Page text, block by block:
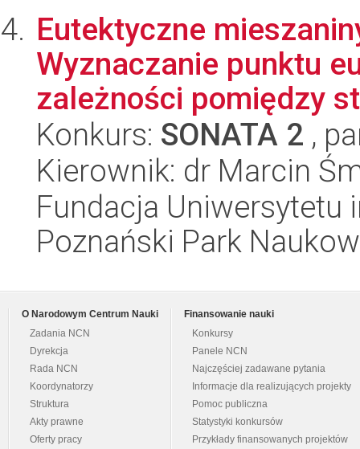
Eutektyczne
Wyznaczanie punktu
zależności pomiędzy
Konkurs: SONATA 2 ,
Kierownik: dr Marcin
Fundacja Uniwersytetu
Poznański Park
O Narodowym Centrum Nauki
Zadania NCN
Dyrekcja
Rada NCN
Koordynatorzy
Struktura
Akty prawne
Oferty pracy
Finansowanie nauki
Konkursy
Panele NCN
Najczęściej zadawane pytania
Informacje dla realizujących projekty
Pomoc publiczna
Statystyki konkursów
Przykłady finansowanych projektów